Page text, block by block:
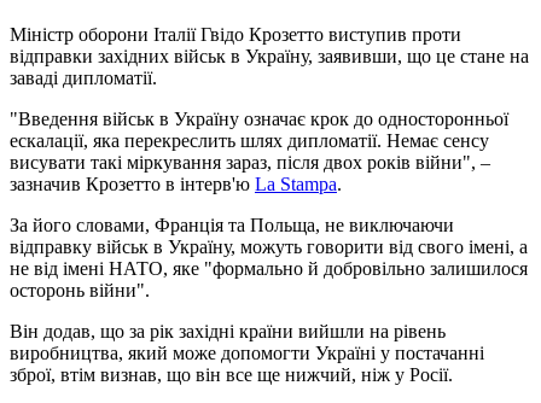
Міністр оборони Італії Гвідо Крозетто виступив проти
відправки західних військ в Україну, заявивши, що це стане на
заваді дипломатії.
"Введення військ в Україну означає крок до односторонньої
ескалації, яка перекреслить шлях дипломатії. Немає сенсу
висувати такі міркування зараз, після двох років війни", –
зазначив Крозетто в інтерв'ю La Stampa.
За його словами, Франція та Польща, не виключаючи
відправку військ в Україну, можуть говорити від свого імені, а
не від імені НАТО, яке "формально й добровільно залишилося
осторонь війни".
Він додав, що за рік західні країни вийшли на рівень
виробництва, який може допомогти Україні у постачанні
зброї, втім визнав, що він все ще нижчий, ніж у Росії.